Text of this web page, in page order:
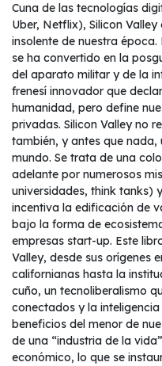
Cuna de las tecnologías
Uber, Netflix), Silicon
insolente de nuestra
se ha convertido en la
del aparato militar y de la
frenesí innovador que
humanidad, pero define
privadas. Silicon Valley no
también, y antes que nada,
mundo. Se trata de una
adelante por numerosos
universidades, think tanks)
incentiva la edificación de
bajo la forma de
empresas start-up. Este
Valley, desde sus orígenes
californianas hasta la
cuño, un tecnoliberalismo
conectados y la
beneficios del menor de
de una “industria de la
económico, lo que se